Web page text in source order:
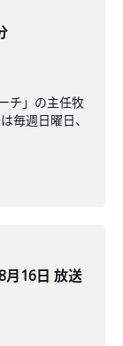
チ」の主任牧
毎週日曜日、
月16日 放送